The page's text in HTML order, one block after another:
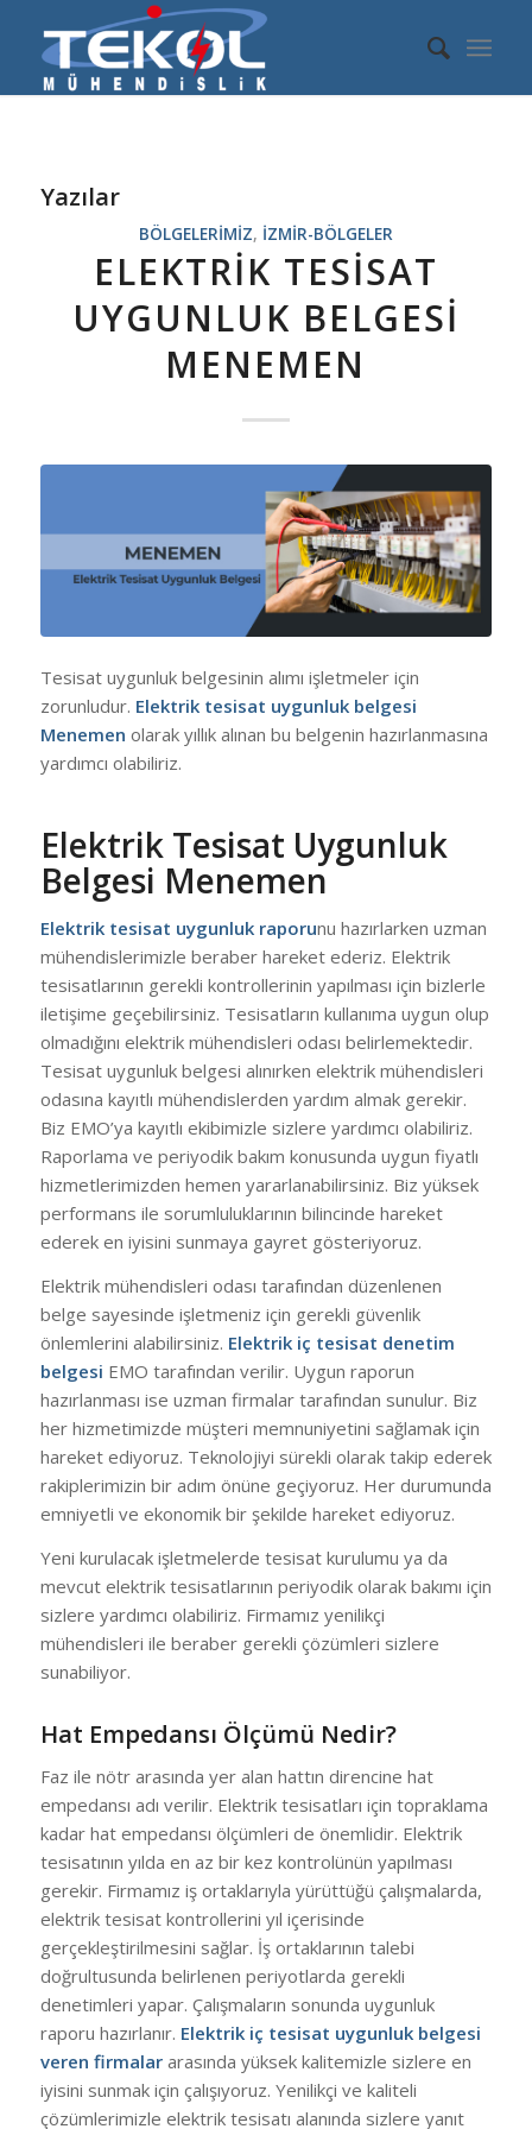
Yazılar
BÖLGELERIMIZ, IZMIR-BÖLGELER
ELEKTRIK TESISAT
UYGUNLUK BELGESI
MENEMEN
Tesisat uygunluk belgesinin alımı işletmeler için
zorunludur. Elektrik tesisat uygunluk belgesi
Menemen olarak yıllık alınan bu belgenin hazırlanmasına
yardımcı olabiliriz.
Elektrik Tesisat Uygunluk
Belgesi Menemen
Elektrik tesisat uygunluk raporunu hazırlarken uzman
mühendislerimizle beraber hareket ederiz. Elektrik
tesisatlarının gerekli kontrollerinin yapılması için bizlerle
iletişime geçebilirsiniz. Tesisatların kullanıma uygun olup
olmadığını elektrik mühendisleri odası belirlemektedir.
Tesisat uygunluk belgesi alınırken elektrik mühendisleri
odasına kayıtlı mühendislerden yardım almak gerekir.
Biz EMO’ya kayıtlı ekibimizle sizlere yardımcı olabiliriz.
Raporlama ve periyodik bakım konusunda uygun fiyatlı
hizmetlerimizden hemen yararlanabilirsiniz. Biz yüksek
performans ile sorumluluklarının bilincinde hareket
ederek en iyisini sunmaya gayret gösteriyoruz.
Elektrik mühendisleri odası tarafından düzenlenen
belge sayesinde işletmeniz için gerekli güvenlik
önlemlerini alabilirsiniz. Elektrik iç tesisat denetim
belgesi EMO tarafından verilir. Uygun raporun
hazırlanması ise uzman firmalar tarafından sunulur. Biz
her hizmetimizde müşteri memnuniyetini sağlamak için
hareket ediyoruz. Teknolojiyi sürekli olarak takip ederek
rakiplerimizin bir adım önüne geçiyoruz. Her durumunda
emniyetli ve ekonomik bir şekilde hareket ediyoruz.
Yeni kurulacak işletmelerde tesisat kurulumu ya da
mevcut elektrik tesisatlarının periyodik olarak bakımı için
sizlere yardımcı olabiliriz. Firmamız yenilikçi
mühendisleri ile beraber gerekli çözümleri sizlere
sunabiliyor.
Hat Empedansı Ölçümü Nedir?
Faz ile nötr arasında yer alan hattın direncine hat
empedansı adı verilir. Elektrik tesisatları için topraklama
kadar hat empedansı ölçümleri de önemlidir. Elektrik
tesisatının yılda en az bir kez kontrolünün yapılması
gerekir. Firmamız iş ortaklarıyla yürüttüğü çalışmalarda,
elektrik tesisat kontrollerini yıl içerisinde
gerçekleştirilmesini sağlar. İş ortaklarının talebi
doğrultusunda belirlenen periyotlarda gerekli
denetimleri yapar. Çalışmaların sonunda uygunluk
raporu hazırlanır. Elektrik iç tesisat uygunluk belgesi
veren firmalararasında yüksek kalitemizle sizlere en
iyisini sunmak için çalışıyoruz. Yenilikçi ve kaliteli
çözümlerimizle elektrik tesisatı alanında sizlere yanıt